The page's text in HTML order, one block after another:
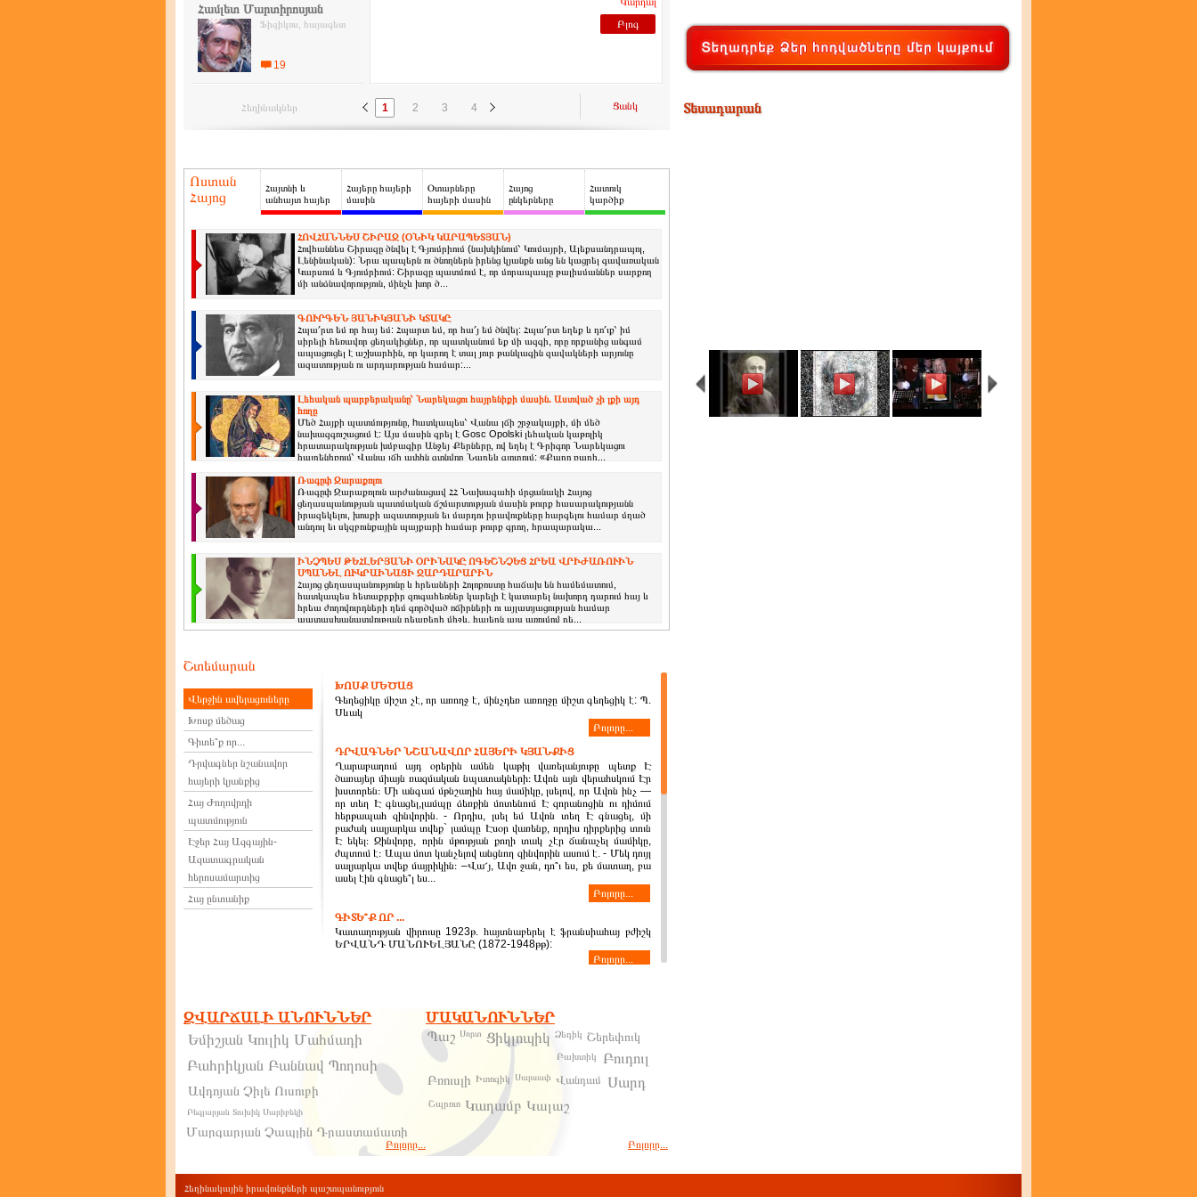
Բլոգ
Համլետ Մարտիրոսյան
Ֆիզիկոս, հայագետ
19
Հեղինակներ 1 2 3 4 Ցանկ
Ոստան
Հայոց
Հայտնի և
անհայտ հայեր
Հայերը հայերի
մասին
Օտարները
հայերի մասին
Հայոց
ընկերները
Հատուկ
կարծիք
ՀՈՎՀԱՆՆԵՍ ՇԻՐԱԶ (ՕՆԻԿ ԿԱՐԱՊԵՏՅԱՆ)
Հովհաննես Շիրազը ծնվել է Գյումրիում (նախկինում՝ Կումայրի, Ալեքսանդրապոլ,
Լենինական): Նրա պապերն ու ծնողներն իրենց կյանքն անց են կացրել գավառական
Կարսում և Գյումրիում: Շիրազը պատմում է, որ մորապապը թալիսմաններ սարքող
մի անձնավորություն, մինչև խոր ծ...
ԳՈՒՐԳԵՆ ՅԱՆԻԿՅԱՆԻ ԿՏԱԿԸ
Հպա՛րտ եմ որ հայ եմ: Հպարտ եմ, որ հա՛յ եմ ծնվել: Հպա՛րտ եղեք և դո՛ւք՝ իմ
սիրելի հեռավոր ցեղակիցներ, որ պատկանում եք մի ազգի, որը որքանից անգամ
ապացուցել է աշխարհին, որ կարող է տալ յուր թանկագին զավակների արյունը
ազատության ու արդարության համար:...
Լեհական պարբերականը՝ Նարեկացու հայրենիքի մասին. Աստված չի լքի այդ
հողը
Մեծ Հայքի պատմությունը, hատկապես՝ Վանա լճի շրջակայքի, մի մեծ
նախազգուշացում է: Այս մասին գրել է Gosc Opolski լեհական կաթոլիկ
հրատարակության խմբագիր Անջեյ Քերները, ով եղել է Գրիգոր Նարեկացու
հայրենիքում՝ Վանա լճի ափին գտնվող Նարեկ գյուղում: «Քարը քարի...
Ռագըփ Զարաքոլու
Ռագըփ Զարաքոլուն արժանացավ ՀՀ Նախագահի մրցանակի Հայոց
ցեղասպանության պատմական ճշմարտության մասին թուրք հասարակությանն
իրազեկելու, խոսքի ազատության եւ մարդու իրավուքները հարգելու համար մղած
անդուլ եւ սկզբունքային պայքարի համար թուրք գրող, հրապարակա...
ԻՆՉՊԵՍ ԹԵՀԼԵՐՅԱՆԻ ՕՐԻՆԱԿԸ ՈԳԵՇՆՉԵՑ ՀՐԵԱ ՎՐԻԺԱՌՈՒԻՆ
ՍՊԱՆԵԼ ՈՒԿՐԱԻՆԱՑԻ ՋԱՐԴԱՐԱՐԻՆ
Հայոց ցեղասպանությունը և հրեաների Հոլոքոստը հաճախ են համեմատում,
հատկապես հետաքրքիր զուգահեռներ կարելի է կատարել նախորդ դարում հայ և
հրեա ժողովուրդների դեմ գործված ոճիրների ու այլատյացության համար
պատասխանատվության դեպքերի միջև. հայերն այս առումով դե...
Շտեմարան
Վերջին ավելացուները
Խոսք մեծաց
Գիտե՞ք որ...
Դրվագներ նշանավոր
հայերի կյանքից
Հայ Ժողովրդի
պատմություն
Էջեր Հայ Ազգային-
Ազատագրական
հերոսամարտից
Հայ ընտանիք
ԽՈՍՔ ՄԵԾԱՑ
Գեղեցիկը միշտ չէ, որ առողջ է, մինչդեռ առողջը միշտ գեղեցիկ է: Պ.
Սևակ
Բոլորը...
ԴՐՎԱԳՆԵՐ ՆՇԱՆԱՎՈՐ ՀԱՅԵՐԻ ԿՅԱՆՔԻՑ
Ղարաբաղում այդ օրերին ամեն կաթիլ վառելանյութը պետք Է
ծառայեր միայն ռազմական նպատակների։ Ավոն այն վերահսկում Էր
խստորեն։ Մի անգամ մթնշաղին հայ մամիկը, լսելով, որ Ավոն ինչ —
որ տեղ Է գնացել,լամպը ձեռքին մոտենում Է զորանոցին ու դիմում
հերթապահ զինվորին. - Որդիս, լսել եմ Ավոն տեղ Է գնացել, մի
բաժակ սալյարկա տվեք` լամպը Էսօր վառենք, որդիս դիրքերից տուն
Է եկել։ Զինվորը, որին մթության քողի տակ չէր ճանաչել մամիկը,
ժպտում է։ Ապա մոտ կանչելով անցնող զինվորին ասում է. - Մեկ դույլ
սալյարկա տվեք մայրիկին։ –Վա՜յ, Ավո ջան, դո՞ւ ես, քե մատաղ, բա
ասել էին գնացե՞լ ես...
Բոլորը...
ԳԻՏԵ՞Ք ՈՐ ...
Կատաղության վիրուսը 1923թ. հայտնաբերել է ֆրանսիահայ բժիշկ
ԵՐՎԱՆԴ ՄԱՆՈՒԵԼՅԱՆԸ (1872-1948թթ):
Բոլորը...
տարածքում ստեղծվելու էր ինքնավար մարզ: Ադրբեջանը չէր
ցանկանում նույնիսկ ինքնավարության այդ կարգավիճակը տրամադրել
ԼՂՀ-ին: 1921թ. դիմելով Կոմկուսի կովկասյան Բյուրոյին` առաջարկեց
ԼՂՀ-ին ինքնավարություն չտարմադրել: Կումունիստական խավի
ներկայացո
Բոլորը...
ՄԱՐՏԱԿԱՆ ՈՒ ԶԻՆԱՏԱՐ ԽՄԲԵՐԻ
ԳՈՐԾՈՂՈՒԹՅՈՒՆՆԵՐԸ 1903-1904 ԹԹ. 3. 1. «Մրրիկ»
զինատար հեծելախմբի անցումը Սասուն
Սասուն Սասունում և Դաշտում ընթացող կռիվներին զուգընթաց,
թշնամու դեմ մարտեր էին մղում զինատար ու մարտական խմբերը,
կանոնավոր զորագնդերի և քուրդ աշիրեթների դեմ մարտնչող
մարտիկներին: Թեպետ ժամանակաշրջանի ու արմատական
ԶՎԱՐՃԱԼԻ ԱՆՈՒՆՆԵՐ
Եմիշյան Կուլիկ Մահմադի
Բահրիկյան Բաննավ Պողոսի
Ավդոյան Չիլե Ուսուբի
Բեգլարյան Տուխիկ Սարիբեկի
Մարգարյան Չապլին Դրաստամատի
Բարսեղյան Դոնախանում Եզեկիմի
Խուբլար
Աբրահամյան Պուշկին Խաչատուրի
Բոլորը...
ՄԱԿԱՆՈՒՆՆԵՐ
Պաշ Սորտ Ցիկլոպիկ Ձեդիկ Շերեփուկ
Բախտիկ Բուդուլ
Բռուսլի Իտոգիկ Սարսափ Վանդամ Սարդ
Շպրոտ Կաղամբ Կալաշ
Բոլորը...
Տեսադարան
Հեղինակային իրավունքների պաշտպանություն